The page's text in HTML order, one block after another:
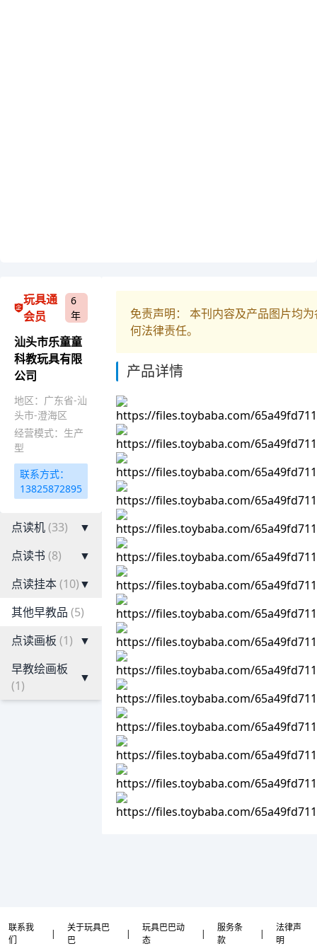
玩具通
会员
6
年
汕头市乐童童
科教玩具有限
公司
地区：广东省-汕
头市-澄海区
经营模式：生产
型
联系方式：
13825872895
点读机(33)
▼
点读书 (8)
▼
点读挂本(10)▼
其他早教品 (5)
点读画板 (1) ▼
早教绘画板
(1)
▼
免责声明： 本刊内容及产品图片均
何法律责任。
产品详情
联系我
们
|
关于玩具巴
巴
|
玩具巴巴动
态
|
服务条
款
|
法律声
明